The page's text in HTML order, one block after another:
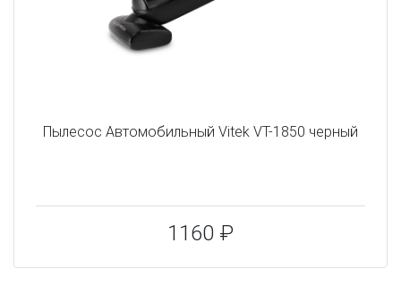
Пылесос Автомобильный Vitek VT-1850 черный
1160 ₽